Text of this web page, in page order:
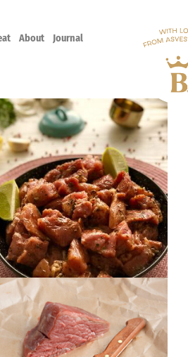
About Journal